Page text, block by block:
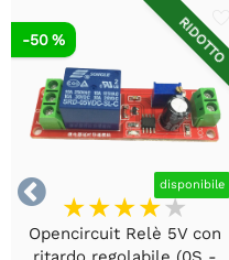

RIDOTTO
disponibile
-50 %
Opencircuit Relè 5V con